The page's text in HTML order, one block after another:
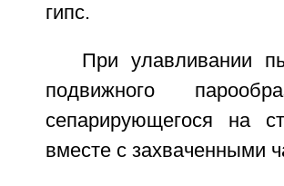
гипс.
При улавливании
подвижного
сепарирующегося на
вместе с захваченными